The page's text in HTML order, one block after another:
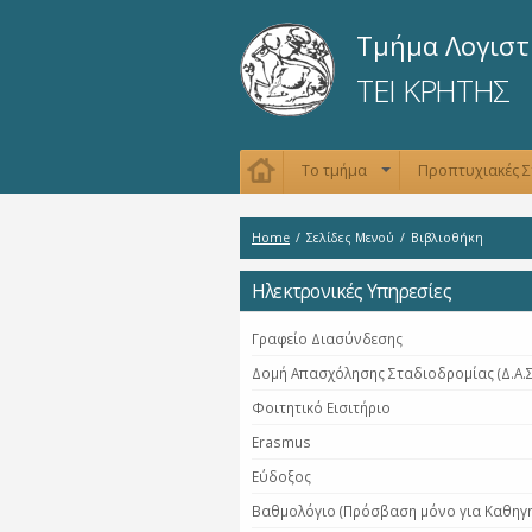
Τμήμα
ΤΕΙ ΚΡΗΤΗΣ
Το τμήμα Προπτυχιακές
Home / Σελίδες Μενού / Βιβλιοθήκη
Ηλεκτρονικές Υπηρεσίες
Γραφείο Διασύνδεσης
Δομή Απασχόλησης Σταδιοδρομίας
Φοιτητικό Εισιτήριο
Erasmus
Εύδοξος
Βαθμολόγιο (Πρόσβαση μόνο για